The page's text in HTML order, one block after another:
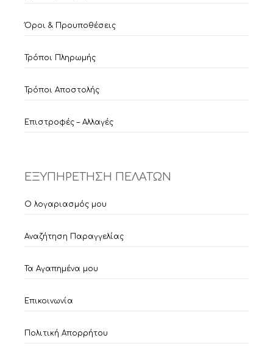
Όροι & Προυποθέσεις
Τρόποι Πληρωμής
Τρόποι Αποστολής
Επιστροφές – Αλλαγές
ΕΞΥΠΗΡΕΤΗΣΗ ΠΕΛΑΤΩΝ
Ο λογαριασμός μου
Αναζήτηση Παραγγελίας
Τα Αγαπημένα μου
Επικοινωνία
Πολιτική Απορρήτου